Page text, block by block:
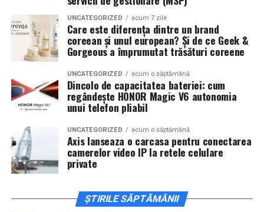
De „Ziua Îndrăgostiților”, pe14 februarie, în Cinema
City Iulius Mall Suceava, de la 18:30, spectatorii sunt
invitați la film alături de regizorulPaul Decu și de
actoriiSergiu Costache, Vlad si Oana Gherman,
Alexandra Răduță.
Cineplexx Băneasa Shopping City
București
găzduiește o proiecție specială în prezența
întregii echipe pe15 februarie, de la 17:30.
ÎnCraiova , regizorulPaul Decuși actoriiSergiu
Costache, Azaleea Necula și Oana Gherman
Mall pe 16 februarie de la ora 18:00.
UNCATEGORIZED acum 7 zile
Care este diferența dintre un brand
coreean și unul european? Și de ce Geek &
Gorgeous a împrumutat trăsături coreene
UNCATEGORIZED acum o săptămână
Dincolo de capacitatea bateriei: cum
regândește HONOR Magic V6 autonomia
unui telefon pliabil
UNCATEGORIZED acum o săptămână
Axis lanseaza o carcasa pentru conectarea
camerelor video IP la retele celulare
private
ȘTIRILE SĂPTĂMÂNII